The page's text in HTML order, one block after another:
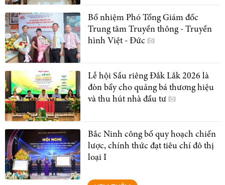
Bổ nhiệm Phó Tổng Giám đốc
Trung tâm Truyền thông - Truyền
hình Việt - Đức
Lễ hội Sầu riêng Đắk Lắk 2026 là
đòn bẩy cho quảng bá thương hiệu
và thu hút nhà đầu tư
Bắc Ninh công bố quy hoạch chiến
lược, chính thức đạt tiêu chí đô thị
loại I